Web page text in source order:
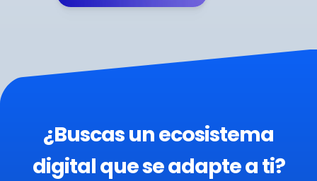
¿Buscas un ecosistema
digital que se adapte a ti?